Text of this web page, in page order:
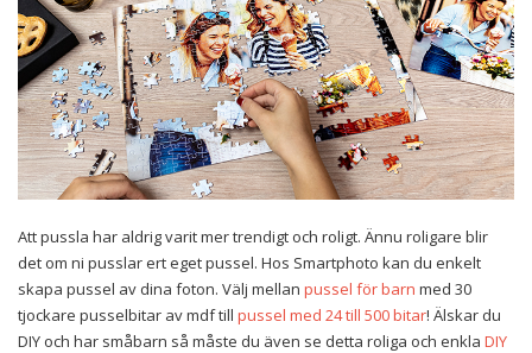
Att pussla har aldrig varit mer trendigt och roligt. Ännu roligare blir
det om ni pusslar ert eget pussel. Hos Smartphoto kan du enkelt
skapa pussel av dina foton. Välj mellan pussel för barn med 30
tjockare pusselbitar av mdf till pussel med 24 till 500 bitar! Älskar du
DIY och har småbarn så måste du även se detta roliga och enkla DIY